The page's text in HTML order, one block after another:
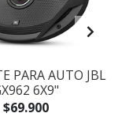
PARA AUTO JBL
6X9"
$69.900